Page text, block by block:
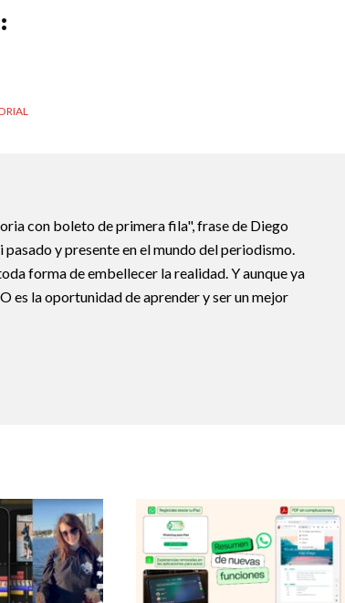
con boleto de primera fila", frase de Diego
pasado y presente en el mundo del periodismo.
forma de embellecer la realidad. Y aunque ya
es la oportunidad de aprender y ser un mejor